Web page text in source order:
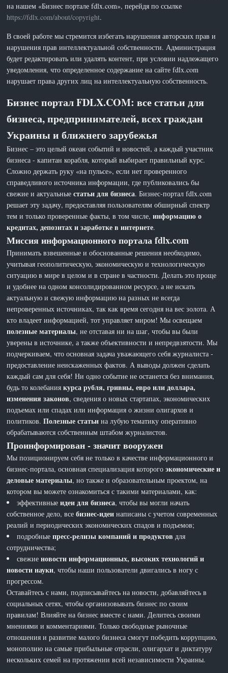
на нашем «Бизнес портале fdlx.com», перейдя по ссылке
https://fdlx.com/about/copyright.
В своей работе мы стремится избегать нарушения авторских прав и
нарушения прав интеллектуальной собственности. Администрация
будет редактировать или удалять контент, при условии надлежащего
уведомления, что определенное содержание на сайте fdlx.com
нарушает права других лиц на интеллектуальную собственность.
Бизнес портал FDLX.COM: все статьи для
бизнеса, предпринимателей, всех граждан
Украины и ближнего зарубежья
Бизнес – это целый океан событий и новостей, а каждый участник
бизнеса - капитан корабля, который выбирает правильный курс.
Сложно держать руку «на пульсе», если нет проверенного
справедливого источника информации, где публиковались бы
свежие и актуальныестатьи для бизнеса. Бизнес-портал fdlx.com
решает эту задачу, предоставляя пользователям обширный спектр
тем и только проверенные факты, в том числе,информацию о
кредитах, депозитах и заработке в интернете.
Миссия информационного портала fdlx.com
Принимать взвешенные и обоснованные решения необходимо,
учитывая геополитическую, экономическую и технологическую
ситуацию в мире в целом и в стране в частности. Делать это проще
и удобнее на одном консолидированном ресурсе, а не искать
актуальную и свежую информацию на разных не всегда
непроверенных источниках, так как время сегодня на вес золота. А
кто владеет информацией, тот управляет миром! Мы освещаем
полезные материалы, не отставая ни на шаг, чтобы вы были
уверены в источнике, а также объективности и непредвзятости. Мы
подчеркиваем, что основная задача уважающего себя журналиста -
предоставление неискаженных фактов. А выводы должен сделать
каждый сам для себя! Ни одно событие не останется без внимания,
будь то колебаниякурса рубля, гривны, евро или доллара,
изменения законов, сведения о новых стартапах, экономических
подъемах или спадах или информация о жизни олигархов и
политиков.Полезные статьи на лубую тематику оперативно
обрабатываются собственным штабом журналистов.
Проинформирован - значит вооружен
Мы позиционируем себя не только в качестве информационного и
бизнес-портала, основная специализация которогоэкономические и
деловые материалы, но также и образовательным проектом, на
котором вы можете ознакомиться с такими материалами, как:
эффективныеидеи для бизнеса, чтобы вы могли начать
собственное дело, всебизнес-идеи написаны с учетом современных
реалий и периодических экономических спадов и подъемов;
подробныепресс-релизы компаний и продуктов для
сотрудничества;
свежиеновости информационных, высоких технологий и
новости науки, чтобы наши пользователи двигались в ногу с
прогрессом.
Оставайтесь с нами, подписывайтесь на новости, добавляйтесь в
социальных сетях, чтобы организовывать бизнес по своим
правилам! Влияйте на бизнес вместе с нами. Делитесь своими
мнениями и комментариями. Только свободные рыночные
отношения и развитие малого бизнеса смогут победить коррупцию,
монополию на самые прибыльные отрасли, олигархат и диктатуру
нескольких семей на протяжении всей независимости Украины.